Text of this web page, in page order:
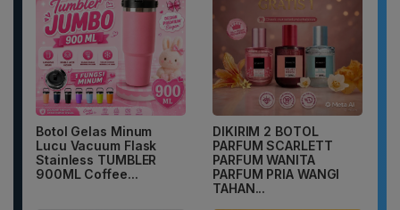
Botol Gelas Minum
Lucu Vacuum Flask
Stainless TUMBLER
900ML Coffee...
DIKIRIM 2 BOTOL
PARFUM SCARLETT
PARFUM WANITA
PARFUM PRIA WANGI
TAHAN...